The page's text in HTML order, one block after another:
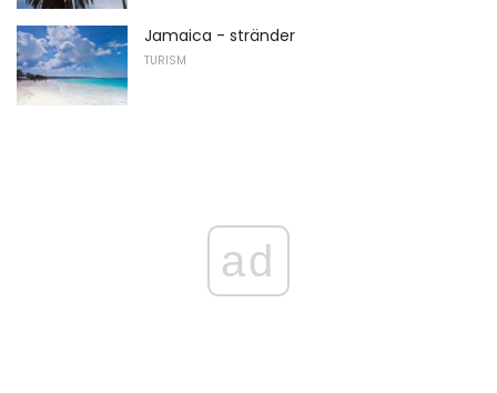
Jamaica - stränder
TURISM
ad